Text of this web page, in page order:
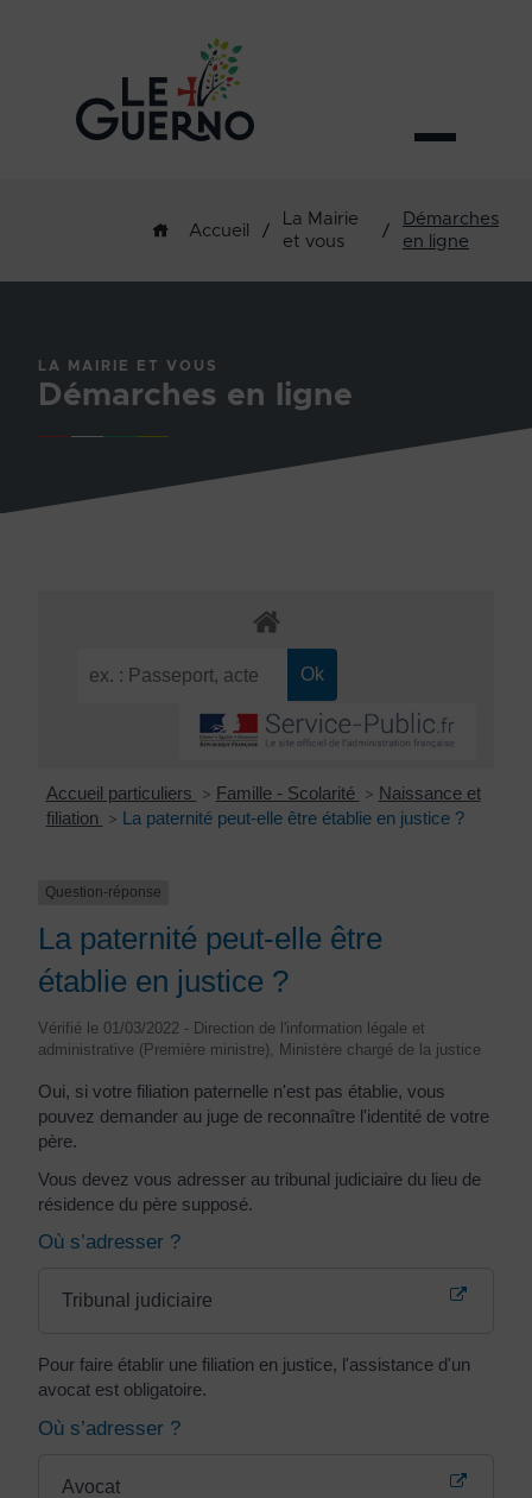
Accueil /
La Mairie
et vous
/
Démarches
en ligne
LA MAIRIE ET VOUS
Démarches en ligne
Accueil particuliers > Famille - Scolarité > Naissance et
filiation
> La paternité peut-elle être établie en justice ?
Question-réponse
La paternité peut-elle être
établie en justice ?
Vérifié le 01/03/2022 - Direction de l'information légale et
administrative (Première ministre), Ministère chargé de la justice
Oui, si votre filiation paternelle n'est pas établie, vous
pouvez demander au juge de reconnaître l'identité de votre
père.
Vous devez vous adresser au tribunal judiciaire du lieu de
résidence du père supposé.
Où s’adresser ?
Tribunal judiciaire
Pour faire établir une filiation en justice, l'assistance d'un
avocat est obligatoire.
Où s’adresser ?
Avocat